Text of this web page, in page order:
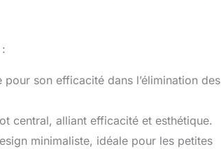
son efficacité dans l’élimination des
central, alliant efficacité et esthétique.
minimaliste, idéale pour les petites